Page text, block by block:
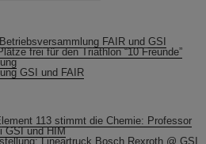
FAIR und GSI
frei für den Triathlon “10 Freunde”
GSI und FAIR
113 stimmt die Chemie: Professor
GSI und HIM
Lineartruck Bosch Rexroth @ GSI